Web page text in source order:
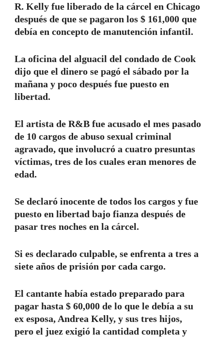
R. Kelly fue liberado de la cárcel en Chicago
después de que se pagaron los $ 161,000 que
debía en concepto de manutención infantil.
La oficina del alguacil del condado de Cook
dijo que el dinero se pagó el sábado por la
mañana y poco después fue puesto en
libertad.
El artista de R&B fue acusado el mes pasado
de 10 cargos de abuso sexual criminal
agravado, que involucró a cuatro presuntas
víctimas, tres de los cuales eran menores de
edad.
Se declaró inocente de todos los cargos y fue
puesto en libertad bajo fianza después de
pasar tres noches en la cárcel.
Si es declarado culpable, se enfrenta a tres a
siete años de prisión por cada cargo.
El cantante había estado preparado para
pagar hasta $ 60,000 de lo que le debía a su
ex esposa, Andrea Kelly, y sus tres hijos,
pero el juez exigió la cantidad completa y